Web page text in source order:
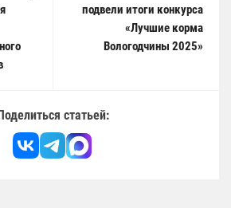
подвели итоги конкурса
«Лучшие корма
Вологодчины 2025»
статьей: